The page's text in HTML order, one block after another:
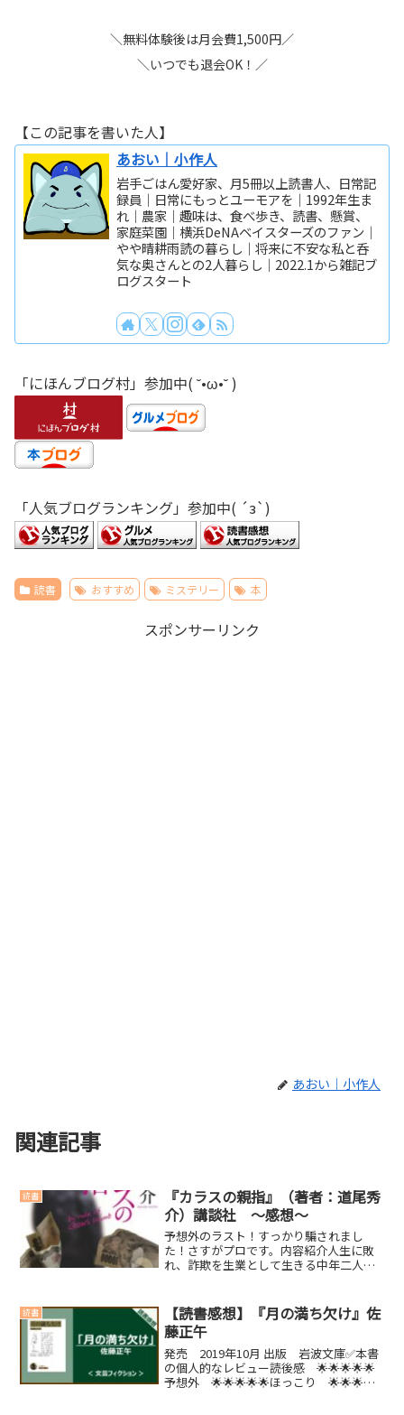
＼無料体験後は月会費1,500円／
＼いつでも退会OK！／
【この記事を書いた人】
あおい｜小作人
岩手ごはん愛好家、月5冊以上読書人、日常記
録員｜日常にもっとユーモアを｜1992年生ま
れ｜農家｜趣味は、食べ歩き、読書、懸賞、
家庭菜園｜横浜DeNAベイスターズのファン｜
やや晴耕雨読の暮らし｜将来に不安な私と呑
気な奥さんとの2人暮らし｜2022.1から雑記ブ
ログスタート
「にほんブログ村」参加中( ˘•ω•˘ )
「人気ブログランキング」参加中( ´з`)
読書 おすすめ ミステリー 本
スポンサーリンク
あおい｜小作人
関連記事
読書
『カラスの親指』（著者：道尾秀
介）講談社 ～感想～
予想外のラスト！すっかり騙されまし
た！さすがプロです。内容紹介人生に敗
れ、詐欺を生業として生きる中年二人
匹に。「他人同士」の奇妙な生活が始ま
ったが、残酷な過去は彼らを...
読書
【読書感想】『月の満ち欠け』佐
藤正午
発売 2019年10月 出版 岩波文庫✅本書
の個人的なレビュー読後感 🌟🌟🌟🌟🌟
予想外 🌟🌟🌟🌟🌟ほっこり 🌟🌟🌟笑